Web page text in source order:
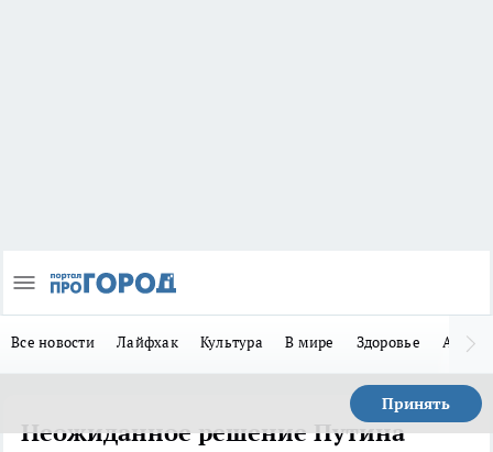
Все новости Лайфхак Культура В мире Здоровье Авто
Принять
Неожиданное решение Путина